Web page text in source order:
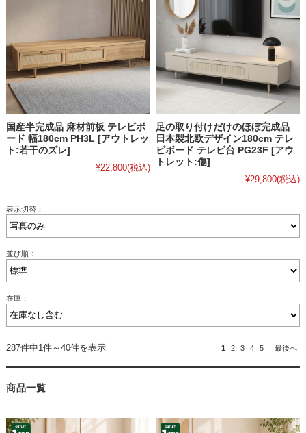
国産半完成品 麻材前板 テレビボ
ード 幅180cm PH3L [アウトレッ
ト:若干のズレ]
¥22,800(税込)
足の取り付けだけのほぼ完成品
日本製北欧デザイン180cm テレ
ビボード テレビ台 PG23F [アウ
トレット:傷]
¥29,800(税込)
表示切替：
並び順：
在庫：
287件中1件～40件を表示 1 2 3 4 5 最後へ
商品一覧